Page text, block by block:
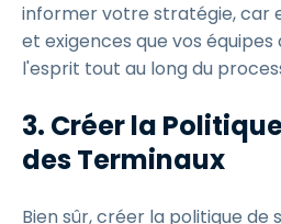
informer votre stratégie, car
et exigences que vos
l'esprit tout au long du
3. Créer la
des Terminaux
Bien sûr, créer la politique de